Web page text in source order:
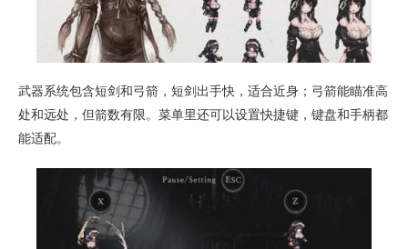
武器系统包含短剑和弓箭，短剑出手快，适合近身；弓箭能瞄准高
处和远处，但箭数有限。菜单里还可以设置快捷键，键盘和手柄都
能适配。